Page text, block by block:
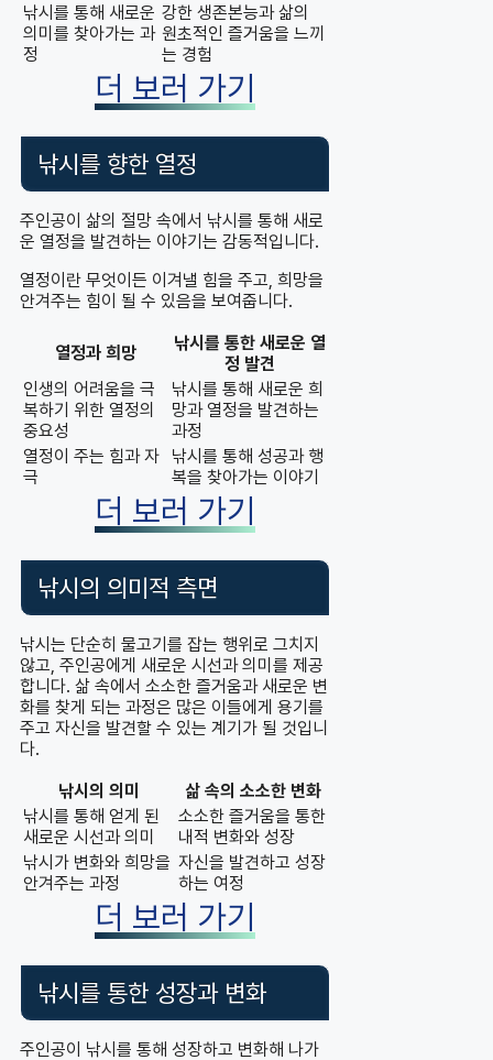
낚시를 통해 새로운
의미를 찾아가는 과
정
강한 생존본능과 삶의
원초적인 즐거움을 느끼
는 경험
더 보러 가기
낚시를 향한 열정
주인공이 삶의 절망 속에서 낚시를 통해 새로
운 열정을 발견하는 이야기는 감동적입니다.
열정이란 무엇이든 이겨낼 힘을 주고, 희망을
안겨주는 힘이 될 수 있음을 보여줍니다.
열정과 희망
낚시를 통한 새로운 열
정 발견
인생의 어려움을 극
복하기 위한 열정의
중요성
낚시를 통해 새로운 희
망과 열정을 발견하는
과정
열정이 주는 힘과 자
극
낚시를 통해 성공과 행
복을 찾아가는 이야기
더 보러 가기
낚시의 의미적 측면
낚시는 단순히 물고기를 잡는 행위로 그치지
않고, 주인공에게 새로운 시선과 의미를 제공
합니다. 삶 속에서 소소한 즐거움과 새로운 변
화를 찾게 되는 과정은 많은 이들에게 용기를
주고 자신을 발견할 수 있는 계기가 될 것입니
다.
낚시의 의미
삶 속의 소소한 변화
낚시를 통해 얻게 된
새로운 시선과 의미
소소한 즐거움을 통한
내적 변화와 성장
낚시가 변화와 희망을
안겨주는 과정
자신을 발견하고 성장
하는 여정
더 보러 가기
낚시를 통한 성장과 변화
주인공이 낚시를 통해 성장하고 변화해 나가